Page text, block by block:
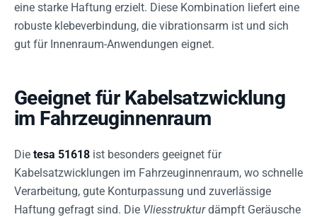
eine starke Haftung erzielt. Diese Kombination liefert eine
robuste klebeverbindung, die vibrationsarm ist und sich
gut für Innenraum-Anwendungen eignet.
Geeignet für Kabelsatzwicklung
im Fahrzeuginnenraum
Die tesa 51618 ist besonders geeignet für
Kabelsatzwicklungen im Fahrzeuginnenraum, wo schnelle
Verarbeitung, gute Konturpassung und zuverlässige
Haftung gefragt sind. Die Vliesstrukturdämpft Geräusche